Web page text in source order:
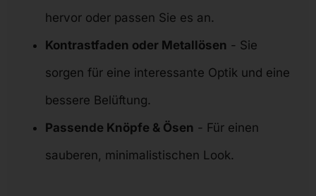
hervor oder passen Sie es an.
Kontrastfaden oder Metallösen - Sie
sorgen für eine interessante Optik und eine
bessere Belüftung.
Passende Knöpfe & Ösen - Für einen
sauberen, minimalistischen Look.